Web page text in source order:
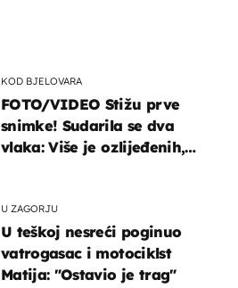
KOD BJELOVARA
FOTO/VIDEO Stižu prve
snimke! Sudarila se dva
vlaka: Više je ozlijeđenih,
U ZAGORJU
U teškoj nesreći poginuo
vatrogasac i motociklst
Matija: "Ostavio je trag"